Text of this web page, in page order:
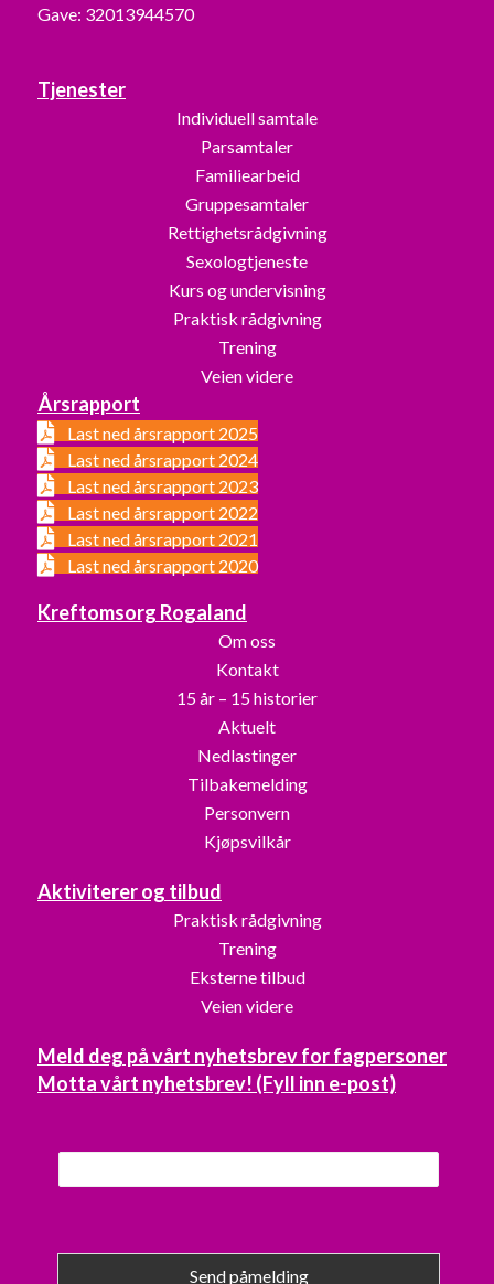
Gave: 32013944570
Tjenester
Individuell samtale
Parsamtaler
Familiearbeid
Gruppesamtaler
Rettighetsrådgivning
Sexologtjeneste
Kurs og undervisning
Praktisk rådgivning
Trening
Veien videre
Årsrapport
Last ned årsrapport 2025
Last ned årsrapport 2024
Last ned årsrapport 2023
Last ned årsrapport 2022
Last ned årsrapport 2021
Last ned årsrapport 2020
Kreftomsorg Rogaland
Om oss
Kontakt
15 år – 15 historier
Aktuelt
Nedlastinger
Tilbakemelding
Personvern
Kjøpsvilkår
Aktiviterer og tilbud
Praktisk rådgivning
Trening
Eksterne tilbud
Veien videre
Meld deg på vårt nyhetsbrev for fagpersoner
Motta vårt nyhetsbrev! (Fyll inn e-post)
Send påmelding